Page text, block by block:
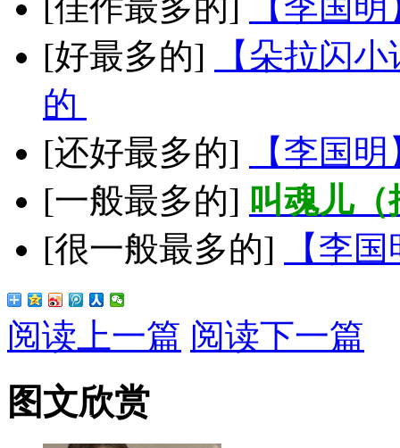
[佳作最多的]
【李国
[好最多的]
【朵拉闪
的
[还好最多的]
【李国
[一般最多的] 叫魂儿
[很一般最多的]
【李
阅读上一篇 阅读下一篇
图文欣赏